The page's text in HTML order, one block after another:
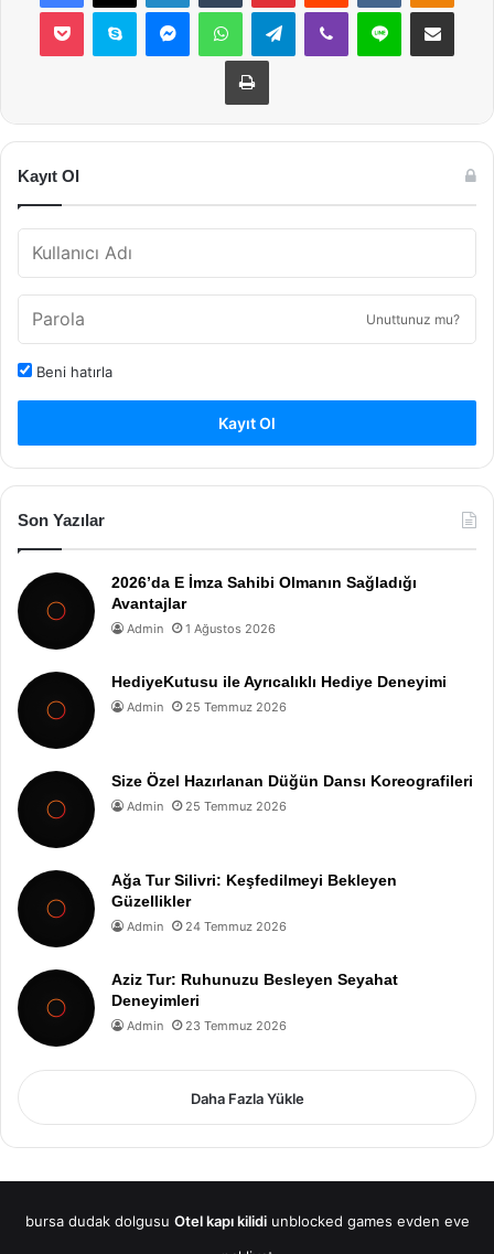
Pocket Skype MessengerWhatsAppTelegramViber Line E-Posta ile
Yazdır
Kayıt Ol
Unuttunuz mu?
Beni hatırla
Kayıt Ol
Son Yazılar
2026’da E İmza Sahibi Olmanın Sağladığı
Avantajlar
Admin 1 Ağustos 2026
HediyeKutusu ile Ayrıcalıklı Hediye Deneyimi
Admin 25 Temmuz 2026
Size Özel Hazırlanan Düğün Dansı Koreografileri
Admin 25 Temmuz 2026
Ağa Tur Silivri: Keşfedilmeyi Bekleyen
Güzellikler
Admin 24 Temmuz 2026
Aziz Tur: Ruhunuzu Besleyen Seyahat
Deneyimleri
Admin 23 Temmuz 2026
Daha Fazla Yükle
bursa dudak dolgusu Otel kapı kilidi unblocked games evden eve